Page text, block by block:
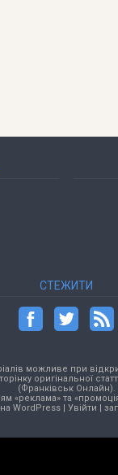
СТЕЖИТИ
можливе при
оригінальної
(Франківськ Онлайн).
«реклама» та
WordPress| Увійти |